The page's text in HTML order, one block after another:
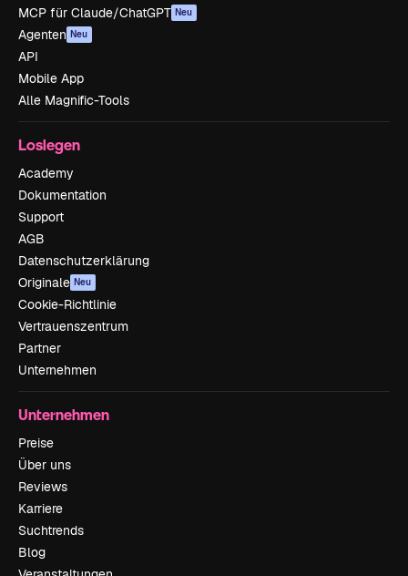
MCP für Claude/ChatGPT Neu
Agenten Neu
API
Mobile App
Alle Magnific-Tools
Loslegen
Academy
Dokumentation
Support
AGB
Datenschutzerklärung
Originale Neu
Cookie-Richtlinie
Vertrauenszentrum
Partner
Unternehmen
Unternehmen
Preise
Über uns
Reviews
Karriere
Suchtrends
Blog